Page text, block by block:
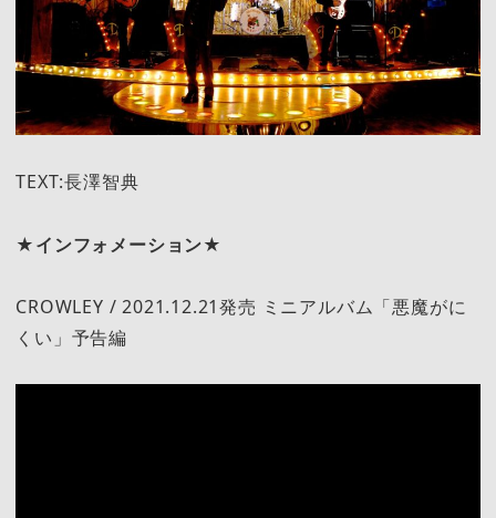
TEXT:長澤智典
★インフォメーション★
CROWLEY / 2021.12.21発売 ミニアルバム「悪魔がに
くい」予告編